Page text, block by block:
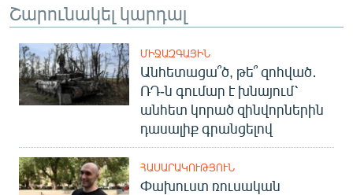
Շարունակել կարդալ
ՄԻՋԱԶԳԱՅԻՆ
Անհետացա՞ծ, թե՞ զոհված․
ՌԴ-ն գումար է խնայում՝
անհետ կորած զինվորներին
դասալիք գրանցելով
ՀԱՍԱՐԱԿՈՒԹՅՈՒՆ
Փախուստ ռուսական